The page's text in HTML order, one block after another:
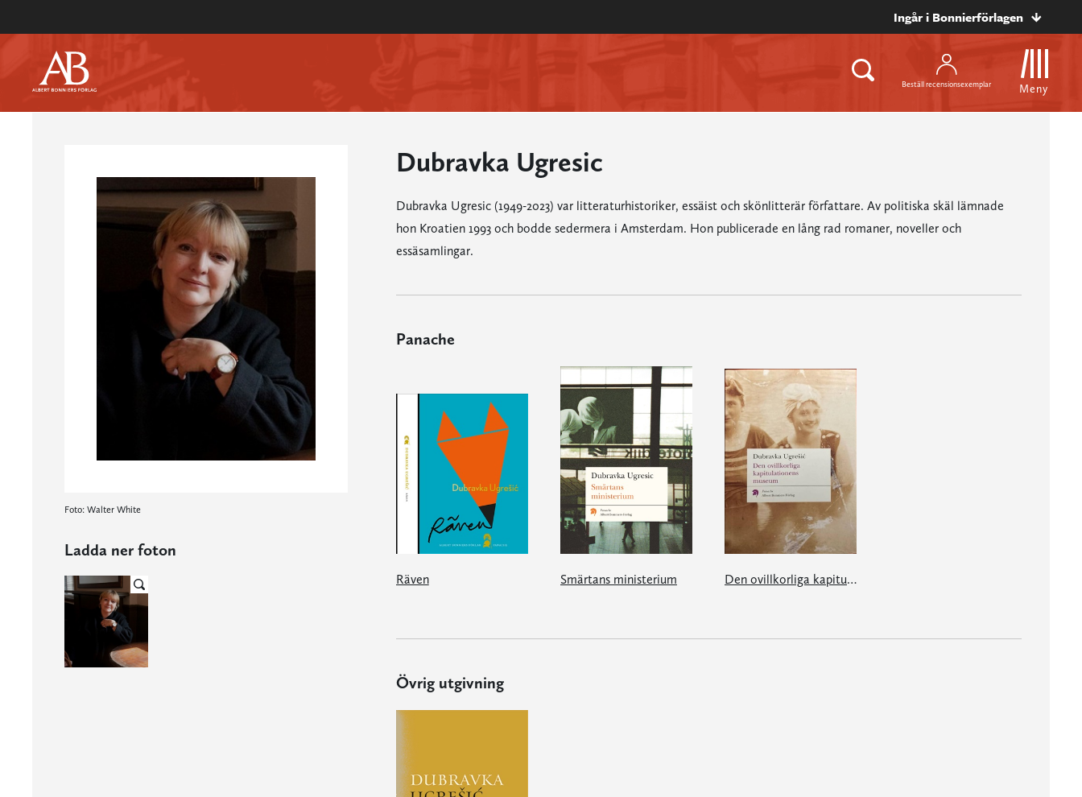
Ingår i Bonnierförlagen
Beställ recensionsexemplar Meny
Foto: Walter White
Ladda ner foton
Dubravka Ugresic
Dubravka Ugresic (1949-2023) var litteraturhistoriker, essäist och skönlitterär författare. Av politiska skäl lämnade
hon Kroatien 1993 och bodde sedermera i Amsterdam. Hon publicerade en lång rad romaner, noveller och
essäsamlingar.
Panache
Räven Smärtans ministerium Den ovillkorliga kapitulationens museum
Övrig utgivning